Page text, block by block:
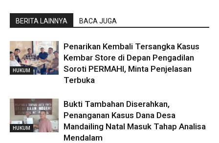
BERITA LAINNYA BACA JUGA
HUKUM
Penarikan Kembali Tersangka Kasus
Kembar Store di Depan Pengadilan
Soroti PERMAHI, Minta Penjelasan
Terbuka
HUKUM
Bukti Tambahan Diserahkan,
Penanganan Kasus Dana Desa
Mandailing Natal Masuk Tahap Analisa
Mendalam